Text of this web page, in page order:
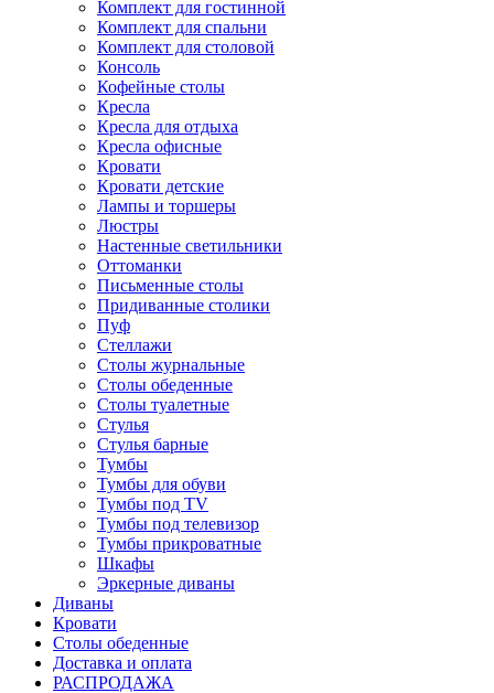
Комплект для гостинной
Комплект для спальни
Комплект для столовой
Консоль
Кофейные столы
Кресла
Кресла для отдыха
Кресла офисные
Кровати
Кровати детские
Лампы и торшеры
Люстры
Настенные светильники
Оттоманки
Письменные столы
Придиванные столики
Пуф
Стеллажи
Столы журнальные
Столы обеденные
Столы туалетные
Стулья
Стулья барные
Тумбы
Тумбы для обуви
Тумбы под TV
Тумбы под телевизор
Тумбы прикроватные
Шкафы
Эркерные диваны
Диваны
Кровати
Столы обеденные
Доставка и оплата
РАСПРОДАЖА